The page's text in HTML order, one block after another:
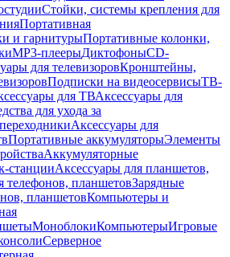
Стойки, системы крепления для
Портативная
и гарнитурыПортативные колонки,
MP3-плеерыДиктофоныCD-
для телевизоровКронштейны,
Подписки на видеосервисыТВ-
для ТВАксессуары для
для ухода за
Аксессуары для
Портативные аккумуляторыЭлементы
Аккумуляторные
станцииАксессуары для планшетов,
телефонов, планшетовЗарядные
планшетовКомпьютеры и
МоноблокиКомпьютерыИгровые
Серверное